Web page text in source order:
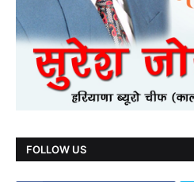
FOLLOW US